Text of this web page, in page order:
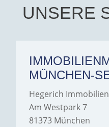
UNSERE
MÜNCHEN-
Hegerich
Am Westpark 7
81373 München